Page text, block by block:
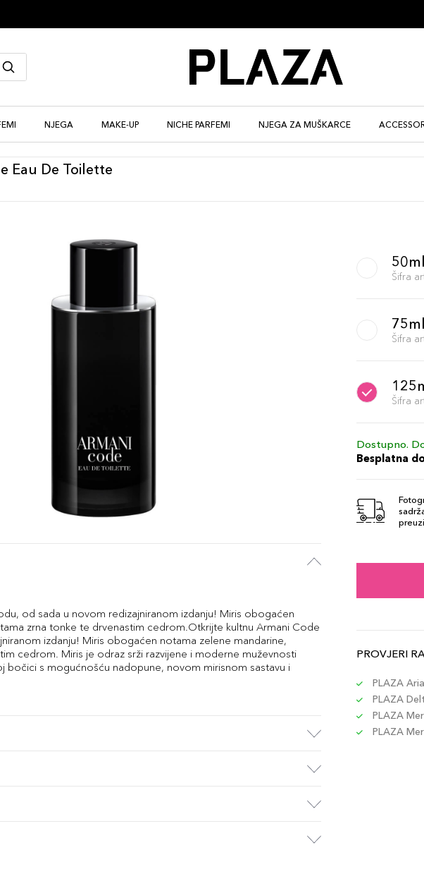
NJEGA MAKE-UP NICHE PARFEMI NJEGA ZA MUŠKARCE
Eau De Toilette
od sada u novom redizajniranom izdanju! Miris obogaćen
zrna tonke te drvenastim cedrom.Otkrijte kultnu Armani Code
izdanju! Miris obogaćen notama zelene mandarine,
cedrom. Miris je odraz srži razvijene i moderne muževnosti
bočici s mogućnošću nadopune, novom mirisnom sastavu i
50ml
Šifra
75ml
Šifra
Šifra
Dostupno.
Besplatna
PROVJERI
PLAZA
PLAZA
PLAZA
PLAZA